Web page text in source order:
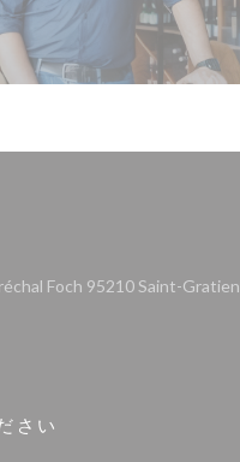
Foch 95210 Saint-Gratien
さい